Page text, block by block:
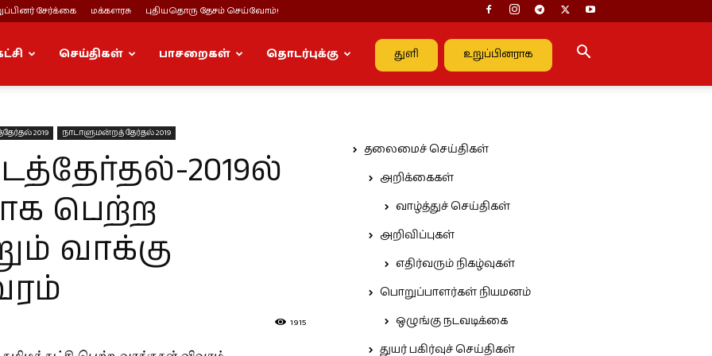
சேர்க்கை மக்களரசு புதியதொரு தேசம் செய்வோம்!
துளி உறுப்பினராக
செய்திகள் பாசறைகள் தொடர்புக்கு
2019 நாடாளுமன்றத் தேர்தல் 2019
2019ல்
பெற்ற
வாக்கு
1915
தலைமைச் செய்திகள்
அறிக்கைகள்
வாழ்த்துச் செய்திகள்
அறிவிப்புகள்
எதிர்வரும் நிகழ்வுகள்
பொறுப்பாளர்கள் நியமனம்
ஒழுங்கு நடவடிக்கை
துயர் பகிர்வுச் செய்திகள்